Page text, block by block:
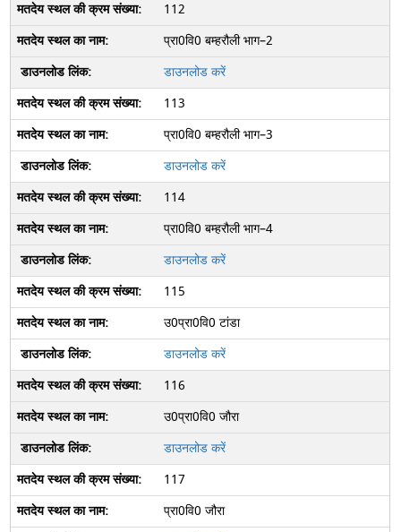
112
प्रा0वि0 बम्हरौली भाग–2
डाउनलोड करें
113
प्रा0वि0 बम्हरौली भाग–3
डाउनलोड करें
114
प्रा0वि0 बम्हरौली भाग–4
डाउनलोड करें
115
उ0प्रा0वि0 टांडा
डाउनलोड करें
116
उ0प्रा0वि0 जौरा
डाउनलोड करें
117
प्रा0वि0 जौरा